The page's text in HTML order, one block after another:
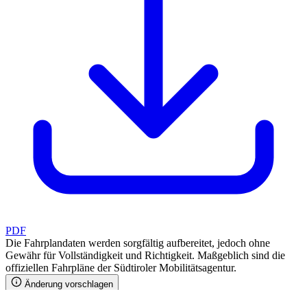
PDF
Die Fahrplandaten werden sorgfältig aufbereitet, jedoch ohne
Gewähr für Vollständigkeit und Richtigkeit. Maßgeblich sind die
offiziellen Fahrpläne der Südtiroler Mobilitätsagentur.
Änderung vorschlagen